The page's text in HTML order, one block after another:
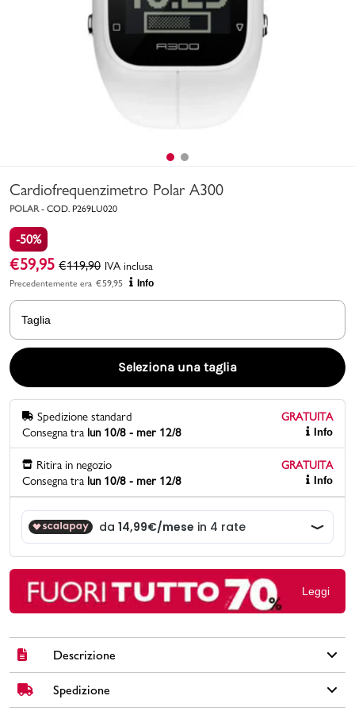
Bambino
Marchi
Accedi | Registrati
Promo & News
negozi
contatti
pcard
Gift card
Cardiofrequenzimetro Polar A300
POLAR - COD. P269LU020
-50%
€59,95 €119,90 IVA inclusa
Precedentemente era €59,95 Info
Taglia
Seleziona una taglia
Spedizione standard
GRATUITA
Consegna tra lun 10/8 - mer 12/8 Info
Ritira in negozio
GRATUITA
Consegna tra lun 10/8 - mer 12/8 Info
Leggi
Descrizione
Cardiofrequenzimetro Polar A300 colore rosa. Polar A300 �
Spedizione